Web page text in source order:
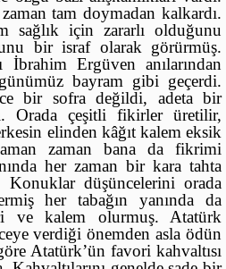
tam doymadan kalkardı.
sağlık için zararlı olduğunu
bir israf olarak görürmüş.
İbrahim Ergüven anılarından
bayram gibi geçerdi.
bir sofra değildi, adeta bir
Orada çeşitli fikirler üretilir,
elinden kâğıt kalem eksik
zaman bana da fikrimi
her zaman bir kara tahta
düşüncelerini orada
her tabağın yanında da
ve kalem olurmuş. Atatürk
verdiği önemden asla ödün
Atatürk’ün favori kahvaltısı